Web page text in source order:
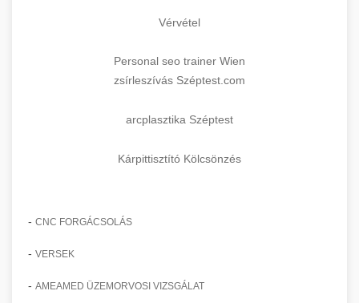
Vérvétel
Personal seo trainer Wien
zsírleszívás Széptest.com
arcplasztika Széptest
Kárpittisztító Kölcsönzés
- CNC FORGÁCSOLÁS
- VERSEK
- AMEAMED ÜZEMORVOSI VIZSGÁLAT